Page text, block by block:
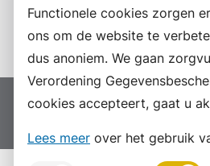
Functionele cookies zorgen
ons om de website te
dus anoniem. We gaan
Verordening
cookies accepteert, gaat u
Lees meer over het gebruik
Proclaimer Colofon